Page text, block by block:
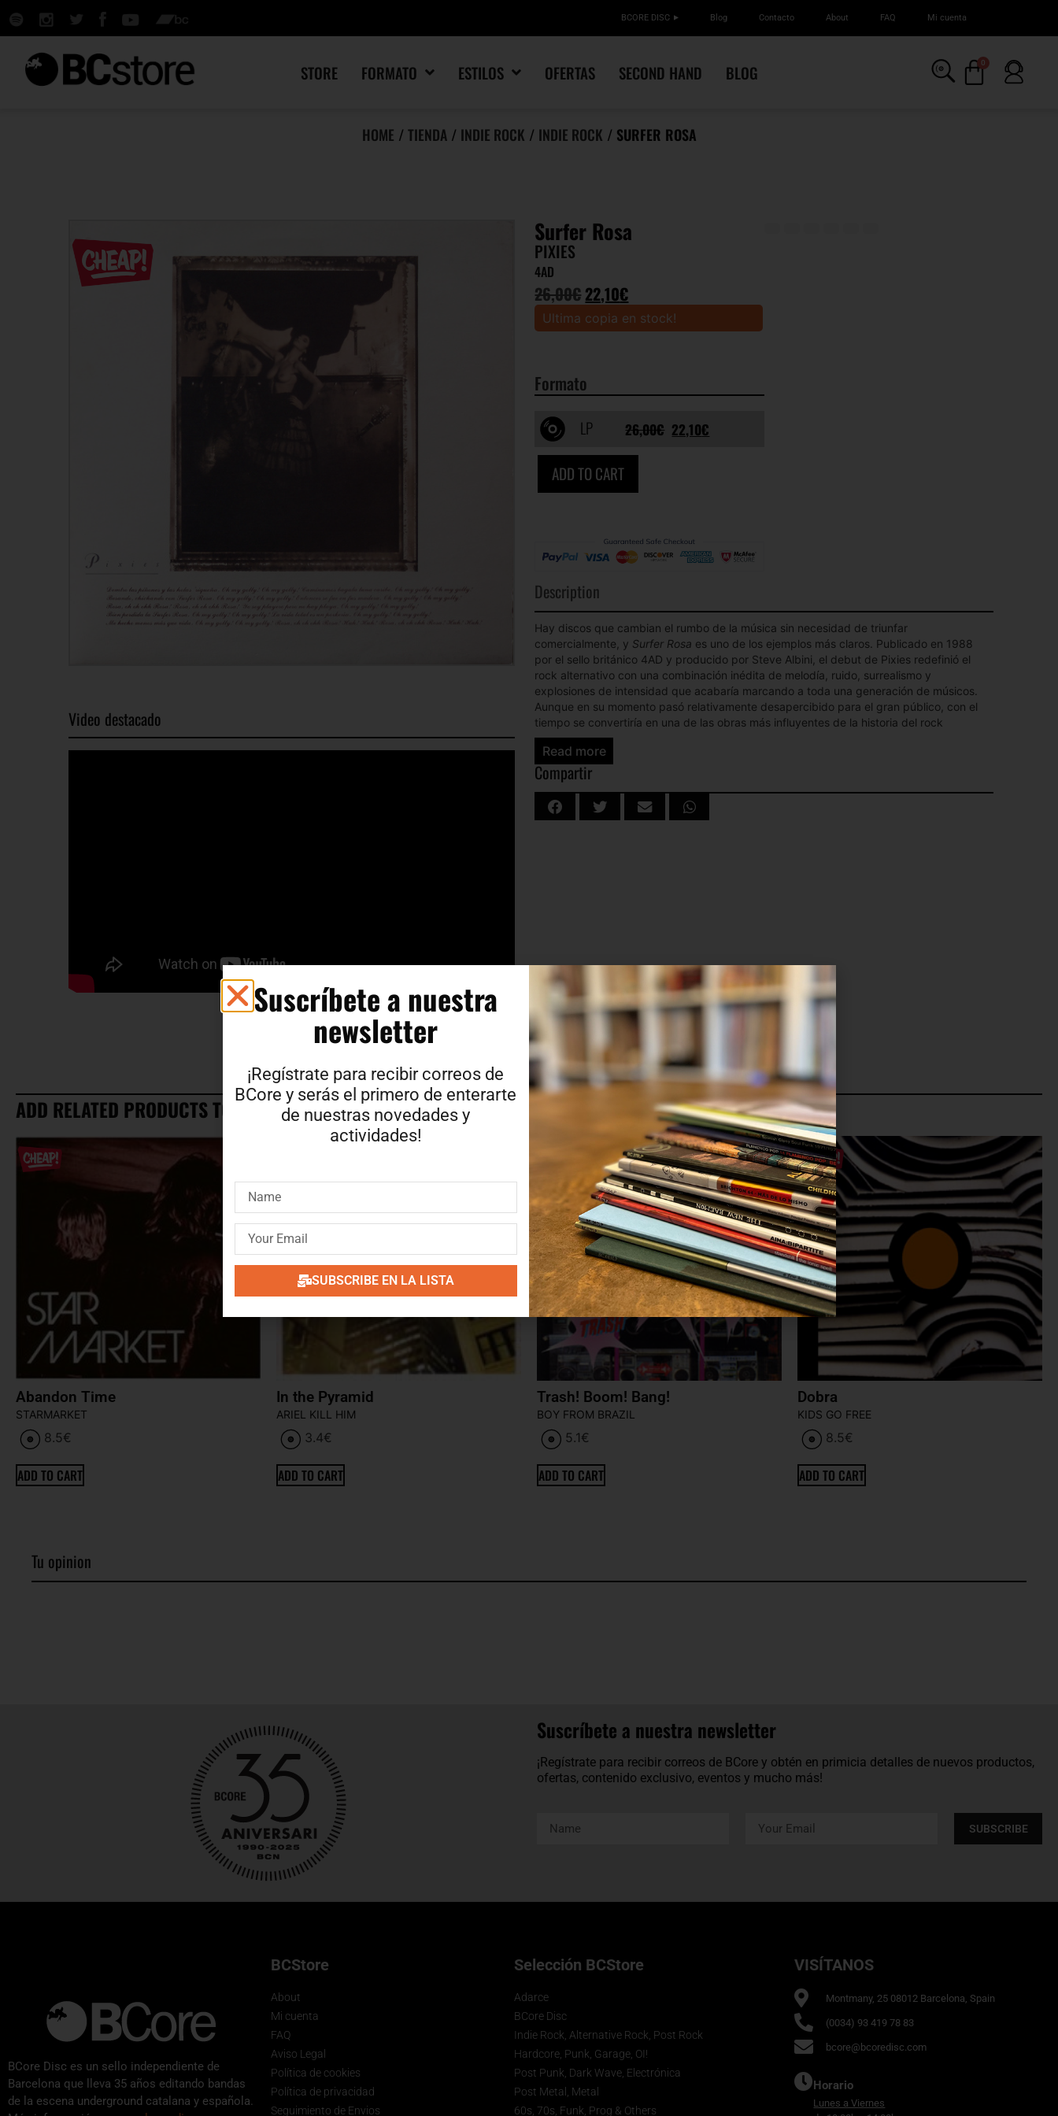
BCORE DISC Blog Contacto About FAQ Mi cuenta
0
STORE FORMATO ESTILOS OFERTAS SECOND HAND BLOG
HOME / TIENDA/ INDIE ROCK / INDIE ROCK / SURFER ROSA
Surfer Rosa
PIXIES
4AD
26,00€ 22,10€
Ultima copia en stock!
Formato
LP 26,00€ 22,10€
ADD TO CART
Description
Hay discos que cambian el rumbo de la música sin necesidad de triunfar
comercialmente, y Surfer Rosa es uno de los ejemplos más claros. Publicado en 1988
por el sello británico 4AD y producido por Steve Albini, el debut de Pixies redefinió el
rock alternativo con una combinación inédita de melodía, ruido, surrealismo y
explosiones de intensidad que acabaría marcando a toda una generación de músicos.
Aunque en su momento pasó relativamente desapercibido para el gran público, con el
tiempo se convertiría en una de las obras más influyentes de la historia del rock
independiente.
Lo que hace único a
alternan pasajes casi susurrados con estallidos de guitarras abrasivas y gritos
desgarradores, una fórmula que años después inspiraría a grupos como Nirvana,
Radiohead o PJ Harvey. La producción seca y natural de Steve Albini, especialmente en
mucho después de terminar la escucha.
Las letras, repletas de imágenes surrealistas, referencias bíblicas, erotismo, humor negro
y evocaciones a Puerto Rico, escapan de cualquier lectura lineal. Black Francis convierte
lo cotidiano en algo inquietante y lo absurdo en profundamente fascinante, reforzando la
sensación de estar ante una obra completamente ajena a las convenciones del rock de
su tiempo.
Con el paso de las décadas,Surfer Rosaha sido reconocido como uno de los álbumes
esenciales del rock alternativo. Su influencia puede rastrearse en buena parte del indie y
del grunge de los años noventa, y sigue siendo citado como una referencia fundamental
por músicos de generaciones posteriores. Lo que en 1988 sonaba extraño y radical
terminó convirtiéndose en un nuevo lenguaje para el rock.
Escuchado hoy,Surfer Rosaconserva intacta toda su capacidad de sorprender. Salvaje,
melódico, imprevisible y extraordinariamente original, es un disco que rompió las reglas
sin proponérselo y abrió el camino para buena parte del rock alternativo moderno. Un
clásico absoluto cuya influencia continúa siendo tan evidente como inagotable.
Read more
Compartir
ADD RELATED PRODUCTS TO YOUR CART
Abandon Time
STARMARKET
8.5€
ADD TO CART
In the Pyramid
ARIEL KILL HIM
3.4€
ADD TO CART
Trash! Boom! Bang!
BOY FROM BRAZIL
5.1€
ADD TO CART
Dobra
KIDS GO FREE
8.5€
ADD TO CART
Tu opinion
Suscríbete a nuestra newsletter
¡Regístrate para recibir correos de BCore y obtén en primicia detalles de nuevos productos,
ofertas, contenido exclusivo, eventos y mucho más!
SUBSCRIBE
BCore Disc es un sello independiente de
Barcelona que lleva 35 años editando bandas
de la escena underground catalana y española.
BCStore
About
Mi cuenta
FAQ
Aviso Legal
Política de cookies
Política de privacidad
Seguimiento de Envios
Selección BCStore
Adarce
BCore Disc
Indie Rock, Alternative Rock, Post Rock
Hardcore, Punk, Garage, OI!
Post Punk, Dark Wave, Electrónica
Post Metal, Metal
60s, 70s, Funk, Prog & Others
VISÍTANOS
Montmany, 25 08012 Barcelona, Spain
(0034) 93 419 78 83
bcore@bcoredisc.com
Horario
Lunes a Viernes
Suscríbete a nuestra
newsletter​
¡Regístrate para recibir correos de
BCore y serás el primero de enterarte
de nuestras novedades y
actividades!
SUBSCRIBE EN LA LISTA